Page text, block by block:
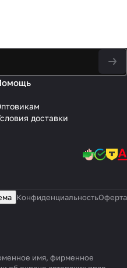
доставки
КонфиденциальностьОферта
имя, фирменное